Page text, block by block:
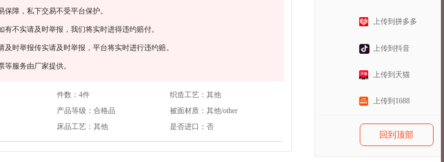
障，私下交易不受平台保护。
不实请及时举报，我们将实时进得违约赔付。
时举报传实请及时举报，平台将实时进行违约赔。
服务由厂家提供。
件数： 4件 织造工艺： 其他
产品等级： 合格品 被面材质： 其他/other
床品工艺： 其他 是否进口： 否
上传到拼多多
上传到抖音
上传到天猫
上传到1688
回到顶部